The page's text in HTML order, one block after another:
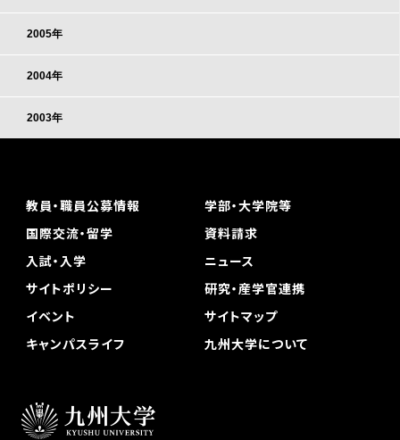
2005年
2004年
2003年
教員・職員公募情報
学部・大学院等
国際交流・留学
資料請求
入試・入学
ニュース
サイトポリシー
研究・産学官連携
イベント
サイトマップ
キャンパスライフ
九州大学について